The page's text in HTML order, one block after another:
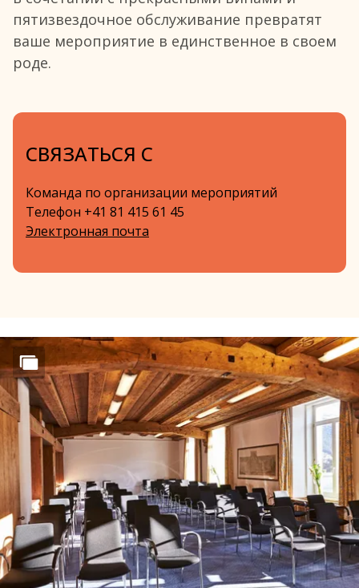
пятизвездочное обслуживание превратят
ваше мероприятие в единственное в своем
роде.
СВЯЗАТЬСЯ С
Команда по организации мероприятий
Телефон +41 81 415 61 45
Электронная почта